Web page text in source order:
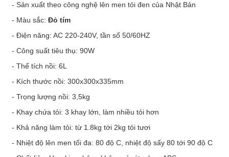
- Sản xuất theo công nghệ lên men tỏi đen của Nhật Bản
- Màu sắc: Đỏ tím
- Điện năng: AC 220-240V, tần số 50/60HZ
- Công suất tiêu thụ: 90W
- Thể tích nồi: 6L
- Kích thước nồi: 300x300x335mm
- Trọng lượng nồi: 3,5kg
- Khay chứa tỏi: 3 khay lớn, làm nhiều tỏi hơn
- Khả năng làm tỏi: từ 1.8kg tới 2kg tỏi tươi
- Nhiệt độ lên men tối đa: 80 độ C, nhiệt độ sấy 80 tới 90 độ C